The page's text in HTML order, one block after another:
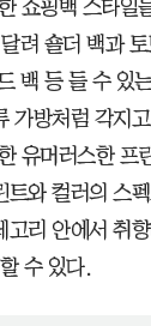
쇼핑백 스타일
려 숄더 백과
백 등 들 수 있
가방처럼 각지
유머러스한 프
트와 컬러의 스
고리 안에서 취
수 있다.